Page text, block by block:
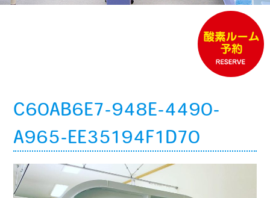
C60AB6E7-948E-4490-
A965-EE35194F1D70